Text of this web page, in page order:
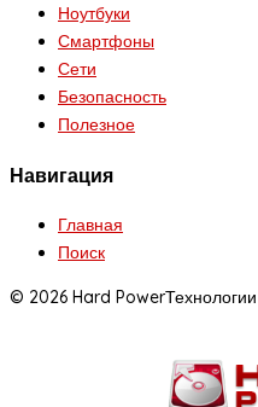
Ноутбуки
Смартфоны
Сети
Безопасность
Полезное
Навигация
Главная
Поиск
© 2026 Hard Power